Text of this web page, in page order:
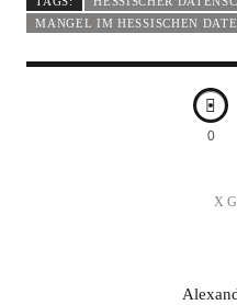
MANGEL IM HESSISCHEN
0
X